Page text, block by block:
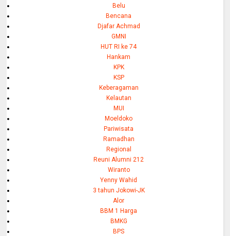
Belu
Bencana
Djafar Achmad
GMNI
HUT RI ke 74
Hankam
KPK
KSP
Keberagaman
Kelautan
MUI
Moeldoko
Pariwisata
Ramadhan
Regional
Reuni Alumni 212
Wiranto
Yenny Wahid
3 tahun Jokowi-JK
Alor
BBM 1 Harga
BMKG
BPS